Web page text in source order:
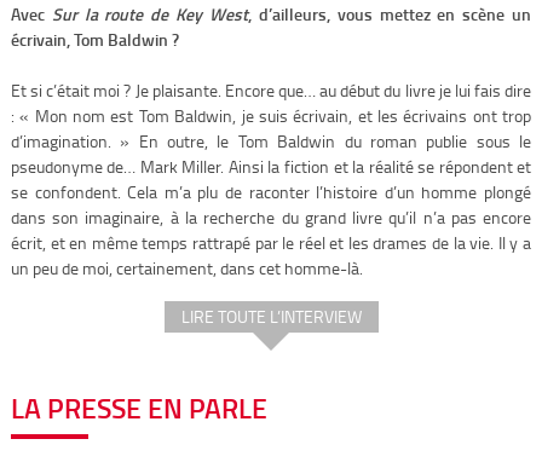
Avec Sur la route de Key West, d’ailleurs, vous mettez en scène un
écrivain, Tom Baldwin ?
Et si c’était moi ? Je plaisante. Encore que… au début du livre je lui fais dire
: « Mon nom est Tom Baldwin, je suis écrivain, et les écrivains ont trop
d’imagination. » En outre, le Tom Baldwin du roman publie sous le
pseudonyme de… Mark Miller. Ainsi la fiction et la réalité se répondent et
se confondent. Cela m’a plu de raconter l’histoire d’un homme plongé
dans son imaginaire, à la recherche du grand livre qu’il n’a pas encore
écrit, et en même temps rattrapé par le réel et les drames de la vie. Il y a
un peu de moi, certainement, dans cet homme-là.
LIRE TOUTE L’INTERVIEW
LA PRESSE EN PARLE